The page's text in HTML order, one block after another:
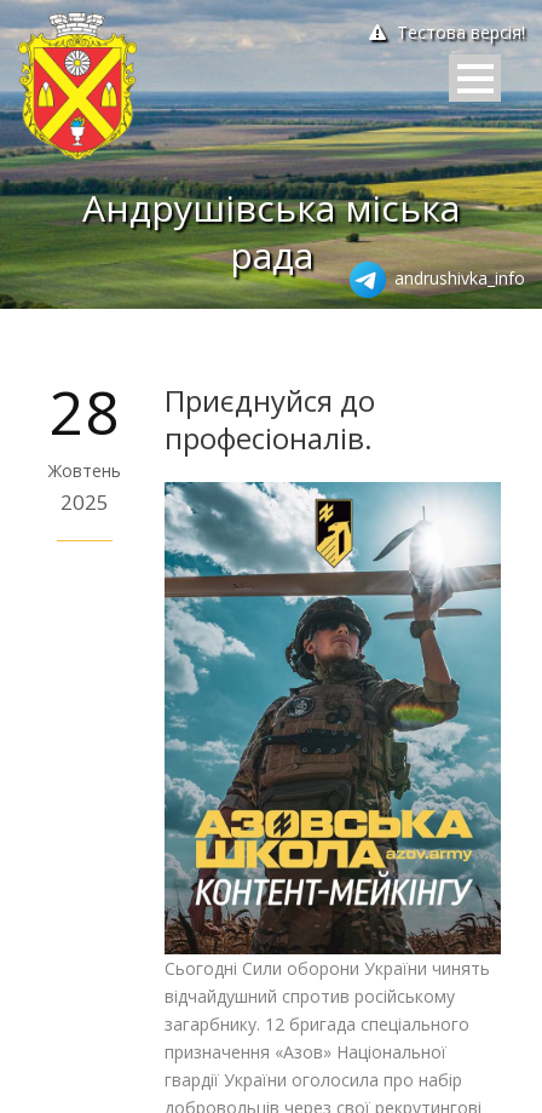
Тестова версія!
Андрушівська міська
рада
andrushivka_info
28
Жовтень
2025
Приєднуйся до
професіоналів.
Сьогодні Сили оборони України чинять
відчайдушний спротив російському
загарбнику. 12 бригада спеціального
призначення «Азов» Національної
гвардії України оголосила про набір
добровольців через свої рекрутингові